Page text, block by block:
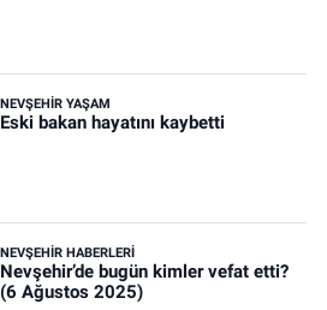
NEVŞEHIR YAŞAM
Eski bakan hayatını kaybetti
NEVŞEHIR HABERLERI
Nevşehir’de bugün kimler vefat etti?
(6 Ağustos 2025)